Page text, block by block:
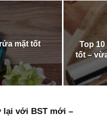
mặt tốt
Top
tốt –
lại với BST mới –